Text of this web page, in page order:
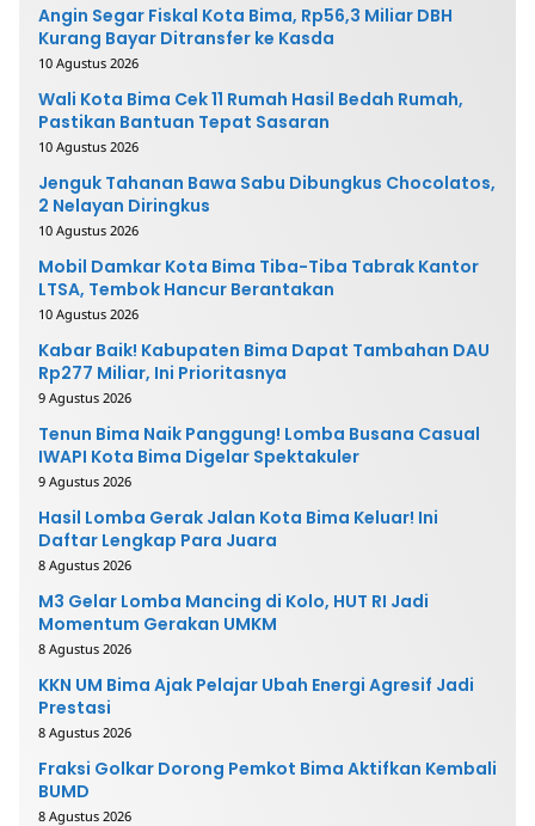
Angin Segar Fiskal Kota Bima, Rp56,3 Miliar DBH
Kurang Bayar Ditransfer ke Kasda
10 Agustus 2026
Wali Kota Bima Cek 11 Rumah Hasil Bedah Rumah,
Pastikan Bantuan Tepat Sasaran
10 Agustus 2026
Jenguk Tahanan Bawa Sabu Dibungkus Chocolatos,
2 Nelayan Diringkus
10 Agustus 2026
Mobil Damkar Kota Bima Tiba-Tiba Tabrak Kantor
LTSA, Tembok Hancur Berantakan
10 Agustus 2026
Kabar Baik! Kabupaten Bima Dapat Tambahan DAU
Rp277 Miliar, Ini Prioritasnya
9 Agustus 2026
Tenun Bima Naik Panggung! Lomba Busana Casual
IWAPI Kota Bima Digelar Spektakuler
9 Agustus 2026
Hasil Lomba Gerak Jalan Kota Bima Keluar! Ini
Daftar Lengkap Para Juara
8 Agustus 2026
M3 Gelar Lomba Mancing di Kolo, HUT RI Jadi
Momentum Gerakan UMKM
8 Agustus 2026
KKN UM Bima Ajak Pelajar Ubah Energi Agresif Jadi
Prestasi
8 Agustus 2026
Fraksi Golkar Dorong Pemkot Bima Aktifkan Kembali
BUMD
8 Agustus 2026